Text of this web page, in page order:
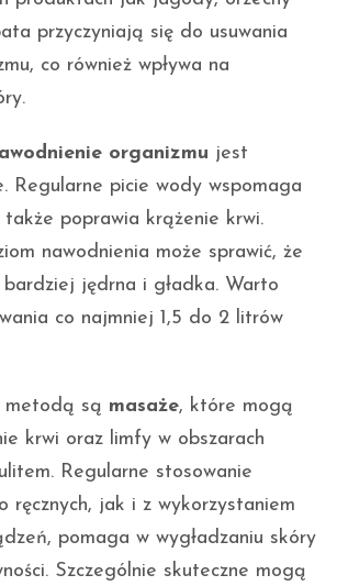
przyczyniają się do usuwania
co również wpływa na
organizmu jest
Regularne picie wody wspomaga
poprawia krążenie krwi.
nawodnienia może sprawić, że
jędrna i gładka. Warto
co najmniej 1,5 do 2 litrów
metodą są masaże, które mogą
krwi oraz limfy w obszarach
Regularne stosowanie
ręcznych, jak i z wykorzystaniem
pomaga w wygładzaniu skóry
Szczególnie skuteczne mogą